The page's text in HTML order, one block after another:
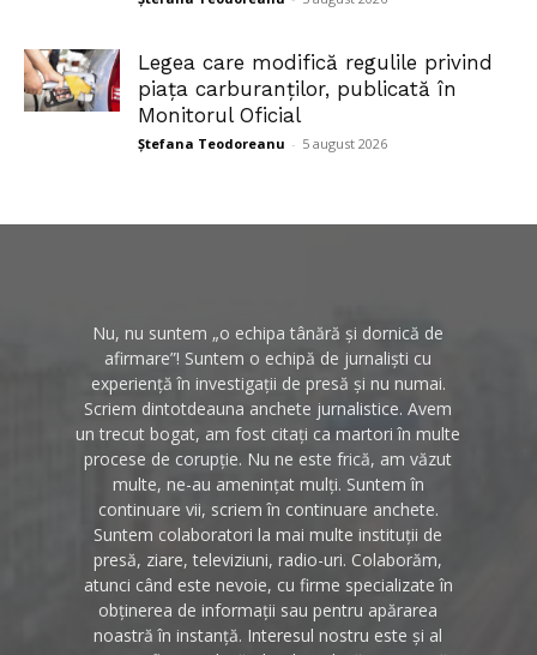
Legea care modifică regulile privind
piața carburanților, publicată în
Monitorul Oficial
Ștefana Teodoreanu - 5 august 2026
Nu, nu suntem „o echipa tânără și dornică de
afirmare”! Suntem o echipă de jurnaliști cu
experiență în investigații de presă și nu numai.
Scriem dintotdeauna anchete jurnalistice. Avem
un trecut bogat, am fost citați ca martori în multe
procese de corupție. Nu ne este frică, am văzut
multe, ne-au amenințat mulți. Suntem în
continuare vii, scriem în continuare anchete.
Suntem colaboratori la mai multe instituții de
presă, ziare, televiziuni, radio-uri. Colaborăm,
atunci când este nevoie, cu firme specializate în
obținerea de informații sau pentru apărarea
noastră în instanță. Interesul nostru este și al